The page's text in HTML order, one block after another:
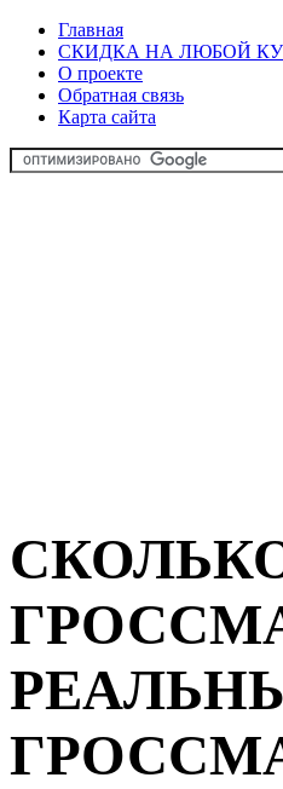
Главная
СКИДКА НА ЛЮБОЙ
О проекте
Обратная связь
Карта сайта